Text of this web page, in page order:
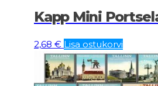
Kapp Mini
2,68 € Lisa ostukorvi